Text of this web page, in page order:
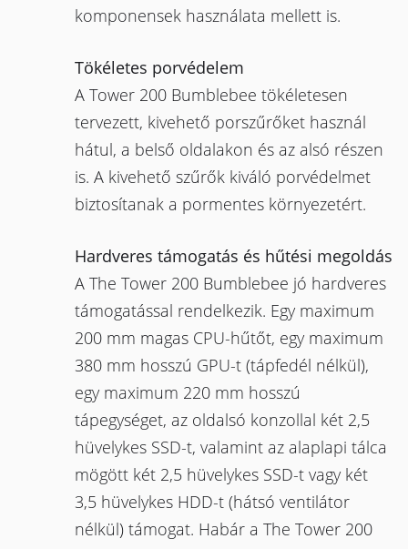
komponensek használata mellett is.
Tökéletes porvédelem
A Tower 200 Bumblebee tökéletesen
tervezett, kivehető porszűrőket használ
hátul, a belső oldalakon és az alsó részen
is. A kivehető szűrők kiváló porvédelmet
biztosítanak a pormentes környezetért.
Hardveres támogatás és hűtési megoldás
A The Tower 200 Bumblebee jó hardveres
támogatással rendelkezik. Egy maximum
200 mm magas CPU-hűtőt, egy maximum
380 mm hosszú GPU-t (tápfedél nélkül),
egy maximum 220 mm hosszú
tápegységet, az oldalsó konzollal két 2,5
hüvelykes SSD-t, valamint az alaplapi tálca
mögött két 2,5 hüvelykes SSD-t vagy két
3,5 hüvelykes HDD-t (hátsó ventilátor
nélkül) támogat. Habár a The Tower 200